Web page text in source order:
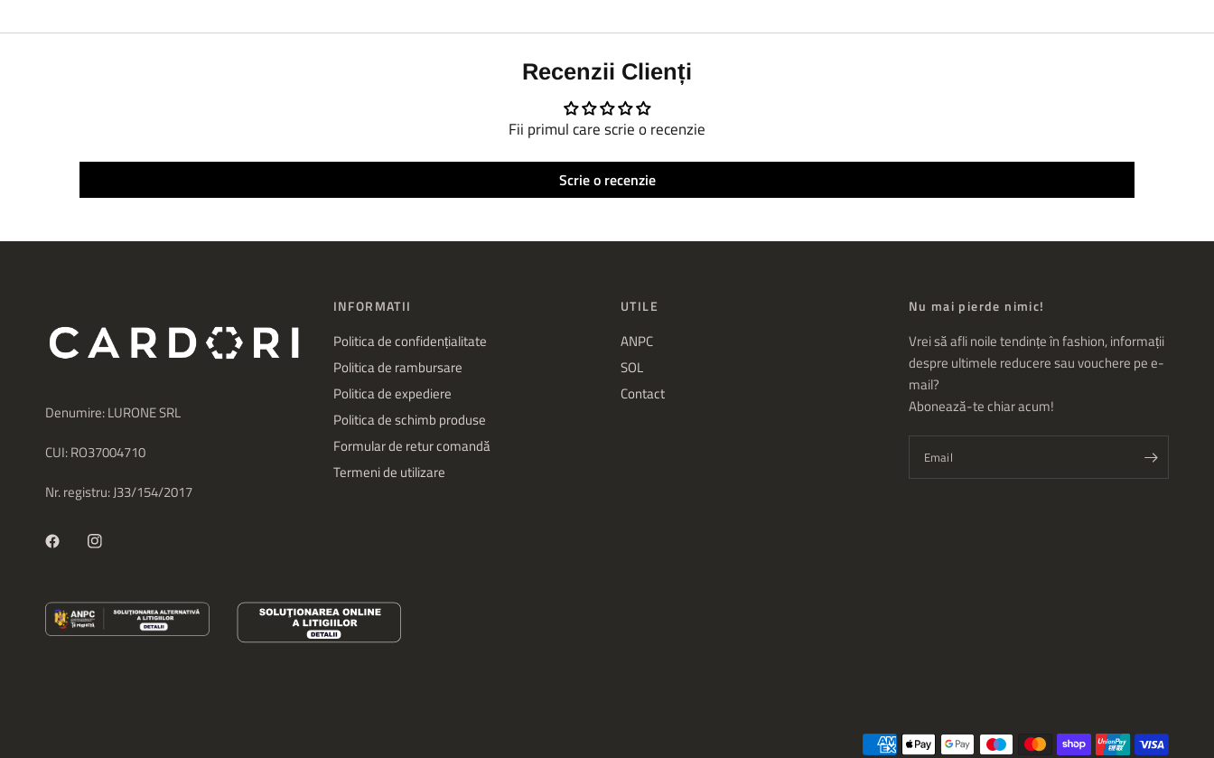
Recenzii Clienți
Fii primul care scrie o recenzie
Scrie o recenzie
Denumire: LURONE SRL
CUI: RO37004710
Nr. registru: J33/154/2017
INFORMATII
Politica de confidențialitate
Politica de rambursare
Politica de expediere
Politica de schimb produse
Formular de retur comandă
Termeni de utilizare
UTILE
ANPC
SOL
Contact
Nu mai pierde nimic!
Vrei să afli noile tendințe în fashion, informații
despre ultimele reducere sau vouchere pe e-
mail?
Abonează-te chiar acum!
Email